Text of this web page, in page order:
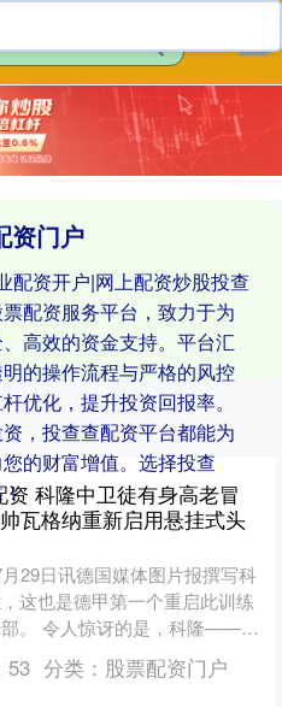
资门户
配资开户|网上配资炒股投查
配资服务平台，致力于为
高效的资金支持。平台汇
的操作流程与严格的风控
优化，提升投资回报率。
，投查查配资平台都能为
的财富增值。选择投查
资 科隆中卫徒有身高老冒
瓦格纳重新启用悬挂式头
29日讯德国媒体图片报撰写科
这也是德甲第一个重启此训练
。 令人惊讶的是，科隆——特
38岁的雷内-瓦格纳
）麾....
53 分类： 股票配资门户